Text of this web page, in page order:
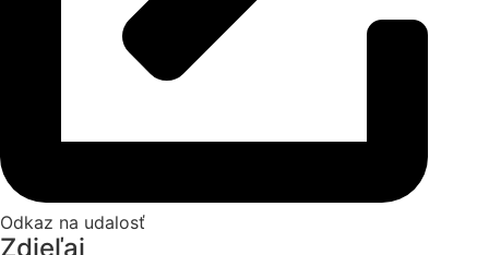
Odkaz na udalosť
Zdieľaj